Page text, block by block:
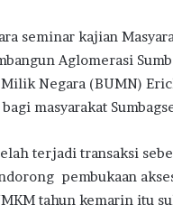
seminar kajian
Aglomerasi
Negara (BUMN)
masyarakat
terjadi transaksi
pembukaan
tahun kemarin itu